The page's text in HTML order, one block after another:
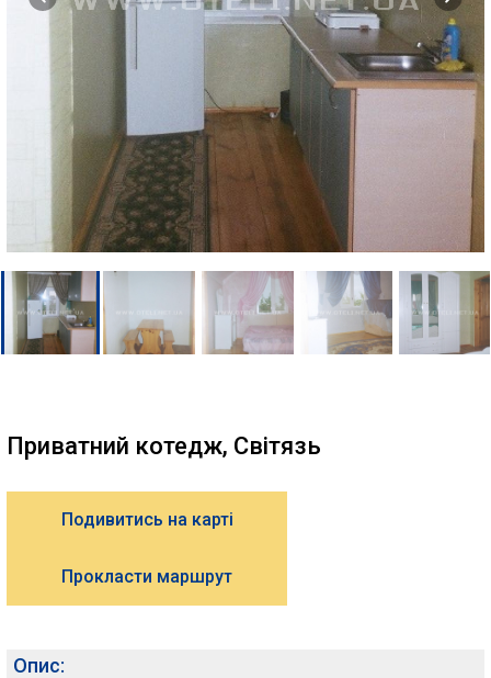
Приватний котедж, Світязь
Подивитись на карті
Прокласти маршрут
Опис: